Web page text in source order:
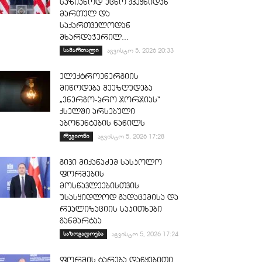
საზიანოდ უცხო ქვეყნიდან
მართულ და
საქართველოდან
მხარდაჭერილ...
სამართალი აგვისტო 5, 2026 20:33
ელექტროენერგიის
მიწოდება შეეზღუდება
„ენერგო-პრო ჯორჯიას“
ქსელში არსებული
აბონენტების ნაწილს
რეგიონი აგვისტო 5, 2026 17:28
გივი მიქანაძემ სასკოლო
ფორმების
მოსწავლეებისთვის
უსასყიდლოდ გადაცემისა და
რეალიზაციის საკითხები
განმარტაა
საზოგადოება აგვისტო 5, 2026 17:24
ფორმის ტარება დაწყებითი